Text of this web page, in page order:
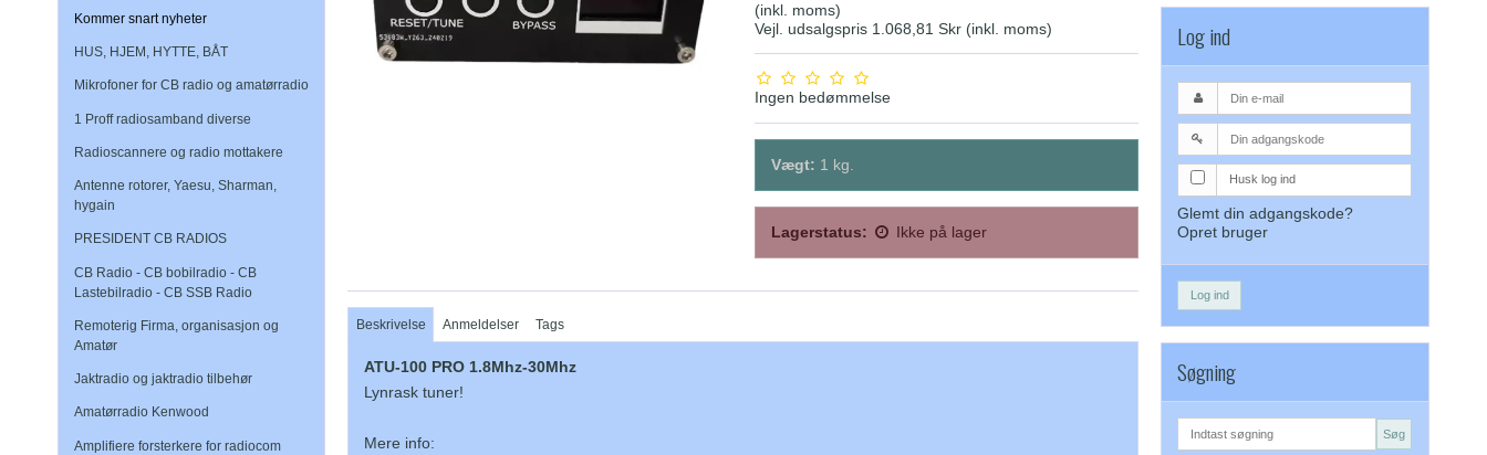
Kommer snart nyheter
HUS, HJEM, HYTTE, BÅT
Mikrofoner for CB radio og amatørradio
1 Proff radiosamband diverse
Radioscannere og radio mottakere
Antenne rotorer, Yaesu, Sharman,
hygain
PRESIDENT CB RADIOS
CB Radio - CB bobilradio - CB
Lastebilradio - CB SSB Radio
Remoterig Firma, organisasjon og
Amatør
Jaktradio og jaktradio tilbehør
Amatørradio Kenwood
Amplifiere forsterkere for radiocom
(inkl. moms)
Vejl. udsalgspris 1.068,81 Skr (inkl. moms)
Ingen bedømmelse
Vægt: 1 kg.
Lagerstatus: Ikke på lager
Beskrivelse Anmeldelser Tags
ATU-100 PRO 1.8Mhz-30Mhz
Lynrask tuner!
Mere info:
Log ind
Husk log ind
Glemt din adgangskode?
Opret bruger
Log ind
Søgning
Søg